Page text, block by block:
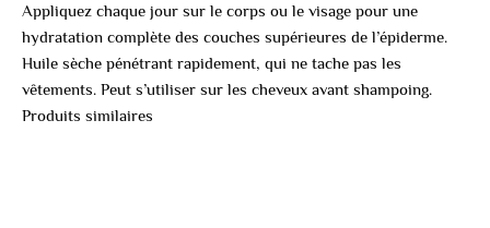
Appliquez chaque jour sur le corps ou le visage pour une
hydratation complète des couches supérieures de l’épiderme.
Huile sèche pénétrant rapidement, qui ne tache pas les
vêtements. Peut s’utiliser sur les cheveux avant shampoing.
Produits similaires